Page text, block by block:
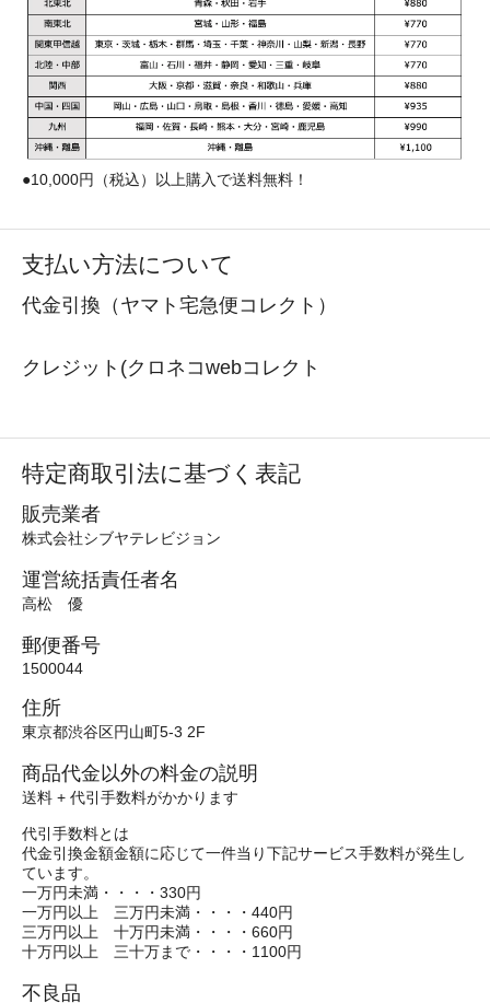
●10,000円（税込）以上購入で送料無料！
支払い方法について
代金引換（ヤマト宅急便コレクト）
クレジット(クロネコwebコレクト
特定商取引法に基づく表記
販売業者
株式会社シブヤテレビジョン
運営統括責任者名
高松 優
郵便番号
1500044
住所
東京都渋谷区円山町5-3 2F
商品代金以外の料金の説明
送料 + 代引手数料がかかります
代引手数料とは
代金引換金額金額に応じて一件当り下記サービス手数料が発生し
ています。
一万円未満・・・・330円
一万円以上 三万円未満・・・・440円
三万円以上 十万円未満・・・・660円
十万円以上 三十万まで・・・・1100円
不良品